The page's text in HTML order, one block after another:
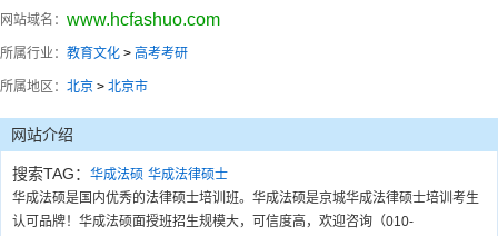
网站域名： www.hcfashuo.com
所属行业： 教育文化 > 高考考研
所属地区： 北京 > 北京市
网站介绍
搜索TAG： 华成法硕 华成法律硕士
华成法硕是国内优秀的法律硕士培训班。华成法硕是京城华成法律硕士培训考生
认可品牌！华成法硕面授班招生规模大，可信度高，欢迎咨询（010-